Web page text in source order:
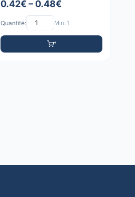
0.42€ – 0.48€
Quantité: Min: 1